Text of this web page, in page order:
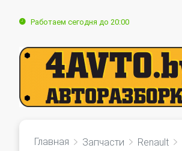
Работаем сегодня до 20:00
Главная Запчасти Renault